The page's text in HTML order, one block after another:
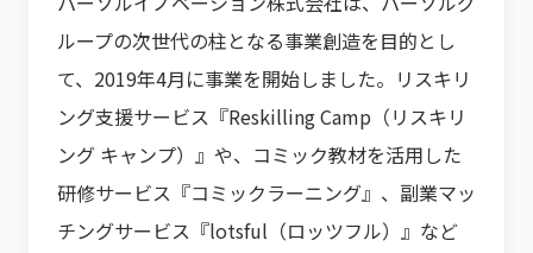
ループの次世代の柱となる事業創造を目的とし
て、2019年4月に事業を開始しました。リスキリ
ング支援サービス『Reskilling Camp（リスキリ
ング キャンプ）』や、コミック教材を活用した
研修サービス『コミックラーニング』、副業マッ
チングサービス『lotsful（ロッツフル）』など